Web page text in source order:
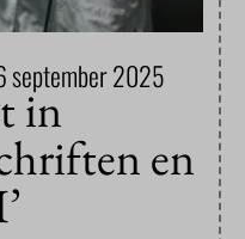
september 2025
in
en